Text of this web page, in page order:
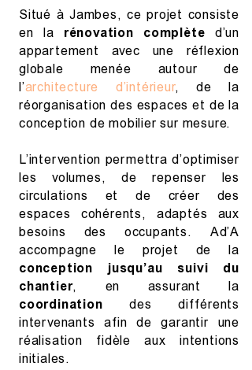
Situé à Jambes, ce projet consiste
en la rénovation complète d’un
appartement avec une réflexion
globale menée autour de
l’architecture d’intérieur, de la
réorganisation des espaces et de la
conception de mobilier sur mesure.
L’intervention permettra d’optimiser
les volumes, de repenser les
circulations et de créer des
espaces cohérents, adaptés aux
besoins des occupants. Ad’A
accompagne le projet de la
conception jusqu’au suivi du
chantier, en assurant la
coordination des différents
intervenants afin de garantir une
réalisation fidèle aux intentions
initiales.